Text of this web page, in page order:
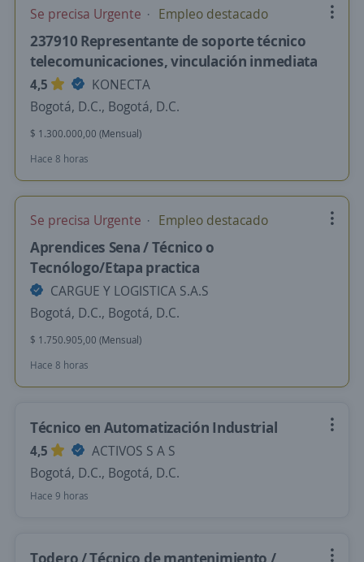
Se precisa Urgente Empleo destacado
237910 Representante de soporte técnico
telecomunicaciones, vinculación inmediata
4,5
KONECTA
Bogotá, D.C., Bogotá, D.C.
$ 1.300.000,00 (Mensual)
Hace 8 horas
Se precisa Urgente Empleo destacado
Aprendices Sena / Técnico o
Tecnólogo/Etapa practica
CARGUE Y LOGISTICA S.A.S
Bogotá, D.C., Bogotá, D.C.
$ 1.750.905,00 (Mensual)
Hace 8 horas
Técnico en Automatización Industrial
4,5
ACTIVOS S A S
Bogotá, D.C., Bogotá, D.C.
Hace 9 horas
Todero / Técnico de mantenimiento /